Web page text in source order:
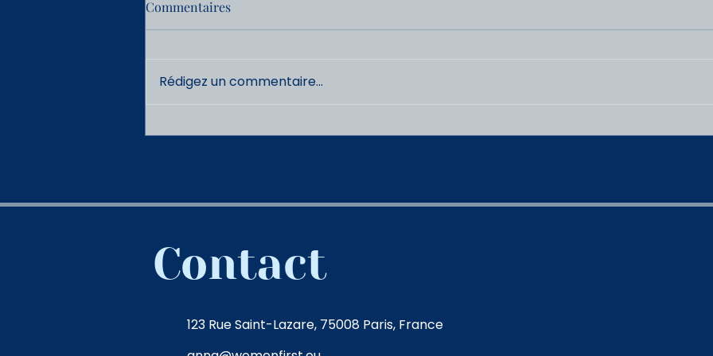
Commentaires
Rédigez un commentaire...
Contact
123 Rue Saint-Lazare, 75008 Paris, France